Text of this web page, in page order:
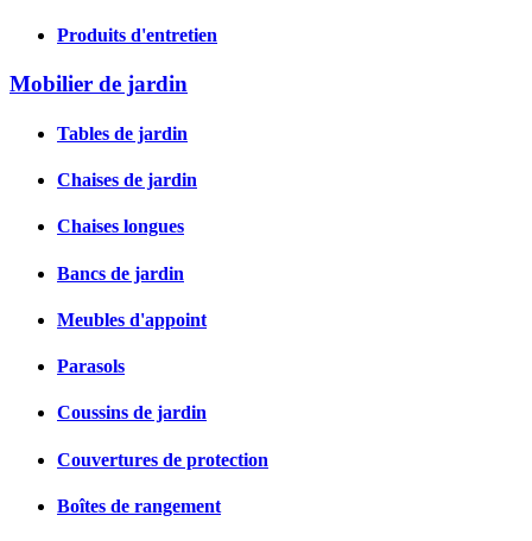
Produits d'entretien
Mobilier de jardin
Tables de jardin
Chaises de jardin
Chaises longues
Bancs de jardin
Meubles d'appoint
Parasols
Coussins de jardin
Couvertures de protection
Boîtes de rangement